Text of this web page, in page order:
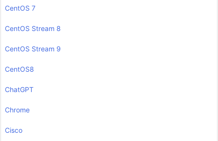
CentOS 7
CentOS Stream 8
CentOS Stream 9
CentOS8
ChatGPT
Chrome
Cisco